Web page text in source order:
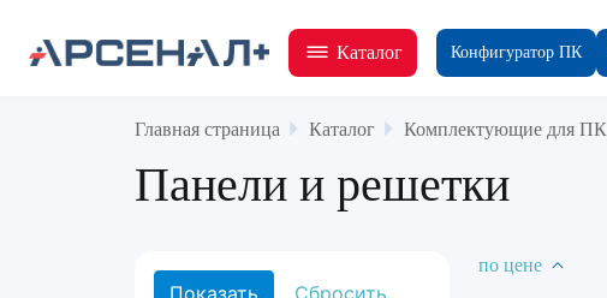
Каталог Конфигуратор ПК
Главная страница Каталог Комплектующие для ПК
Панели и решетки
по цене